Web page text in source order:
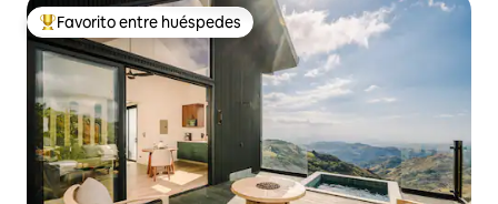
De los mejores en Favorito entre huéspedes
Favorito entre huéspedes